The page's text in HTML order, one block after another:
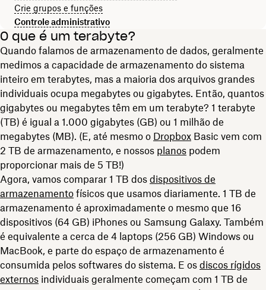
Crie grupos e funções
Controle administrativo
O que é um terabyte?
Quando falamos de armazenamento de dados, geralmente
medimos a capacidade de armazenamento do sistema
inteiro em terabytes, mas a maioria dos arquivos grandes
individuais ocupa megabytes ou gigabytes. Então, quantos
gigabytes ou megabytes têm em um terabyte? 1 terabyte
(TB) é igual a 1.000 gigabytes (GB) ou 1 milhão de
megabytes (MB). (E, até mesmo o Dropbox Basic vem com
2 TB de armazenamento, e nossos planos podem
proporcionar mais de 5 TB!)
Agora, vamos comparar 1 TB dos dispositivos de
armazenamento físicos que usamos diariamente. 1 TB de
armazenamento é aproximadamente o mesmo que 16
dispositivos (64 GB) iPhones ou Samsung Galaxy. Também
é equivalente a cerca de 4 laptops (256 GB) Windows ou
MacBook, e parte do espaço de armazenamento é
consumida pelos softwares do sistema. E os discos rígidos
externos individuais geralmente começam com 1 TB de